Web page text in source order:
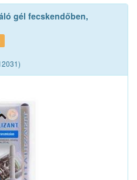
gél fecskendőben,